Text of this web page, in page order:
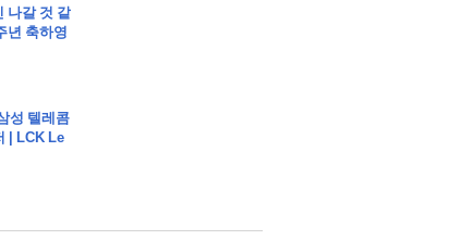
나갈 것 같
년 축하영
성 텔레콤
| LCK Le